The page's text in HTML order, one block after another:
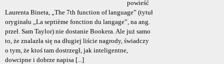
powieść
Laurenta Bineta, „The 7th function of language” (tytuł
oryginału „La septième fonction du langage”, na ang.
przeł. Sam Taylor) nie dostanie Bookera. Ale już samo
to, że znalazła się na długiej liście nagrody, świadczy
o tym, że ktoś tam dostrzegł, jak inteligentne,
dowcipne i dobrze napisa [...]